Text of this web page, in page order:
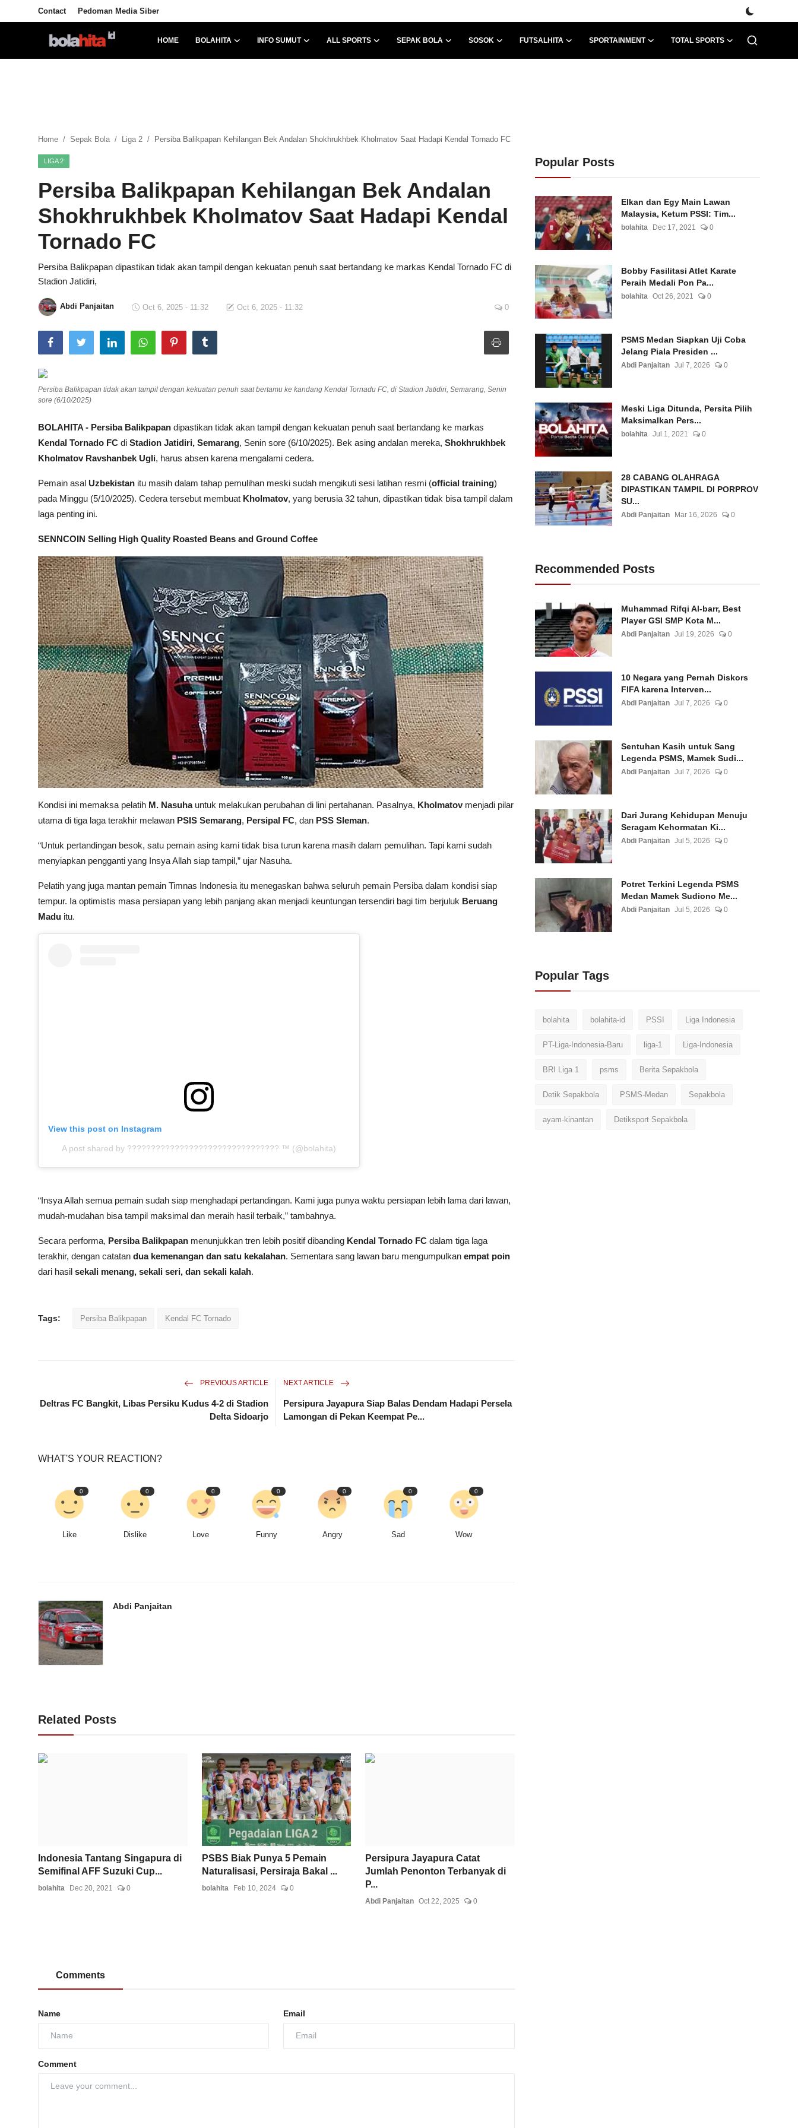
Contact Pedoman Media Siber
HOME BOLAHITA INFO SUMUT ALL SPORTS SEPAK BOLA SOSOK FUTSALHITA SPORTAINMENT TOTAL SPORTS
All Sports
Futsalhita
Total Sports
Contact
Pedoman Media Siber
Home Sepak Bola Liga 2 Persiba Balikpapan Kehilangan Bek Andalan Shokhrukhbek Kholmatov Saat Hadapi Kendal Tornado FC
LIGA 2
Persiba Balikpapan Kehilangan Bek Andalan
Shokhrukhbek Kholmatov Saat Hadapi Kendal
Tornado FC
Persiba Balikpapan dipastikan tidak akan tampil dengan kekuatan penuh saat bertandang ke markas Kendal Tornado FC di
Stadion Jatidiri,
Abdi Panjaitan Oct 6, 2025 - 11:32 Oct 6, 2025 - 11:32 0
Persiba Balikpapan tidak akan tampil dengan kekuatan penuh saat bertamu ke kandang Kendal Tornadu FC, di Stadion Jatidiri, Semarang, Senin
sore (6/10/2025)
BOLAHITA - Persiba Balikpapan dipastikan tidak akan tampil dengan kekuatan penuh saat bertandang ke markas
Kendal Tornado FC di Stadion Jatidiri, Semarang, Senin sore (6/10/2025). Bek asing andalan mereka, Shokhrukhbek
Kholmatov Ravshanbek Ugli, harus absen karena mengalami cedera.
Pemain asal Uzbekistan itu masih dalam tahap pemulihan meski sudah mengikuti sesi latihan resmi (official training)
pada Minggu (5/10/2025). Cedera tersebut membuat Kholmatov, yang berusia 32 tahun, dipastikan tidak bisa tampil dalam
laga penting ini.
SENNCOIN Selling High Quality Roasted Beans and Ground Coffee
Kondisi ini memaksa pelatih M. Nasuhauntuk melakukan perubahan di lini pertahanan. Pasalnya, Kholmatovmenjadi pilar
utama di tiga laga terakhir melawan PSIS Semarang, Persipal FC, dan PSS Sleman.
“Untuk pertandingan besok, satu pemain asing kami tidak bisa turun karena masih dalam pemulihan. Tapi kami sudah
menyiapkan pengganti yang Insya Allah siap tampil,” ujar Nasuha.
Pelatih yang juga mantan pemain Timnas Indonesia itu menegaskan bahwa seluruh pemain Persiba dalam kondisi siap
tempur. Ia optimistis masa persiapan yang lebih panjang akan menjadi keuntungan tersendiri bagi tim berjuluk Beruang
Madu itu.
View this post on Instagram
A post shared by ???????????????????????????????? ™ (@bolahita)
“Insya Allah semua pemain sudah siap menghadapi pertandingan. Kami juga punya waktu persiapan lebih lama dari lawan,
mudah-mudahan bisa tampil maksimal dan meraih hasil terbaik,” tambahnya.
Secara performa, Persiba Balikpapan menunjukkan tren lebih positif dibanding Kendal Tornado FC dalam tiga laga
terakhir, dengan catatan dua kemenangan dan satu kekalahan. Sementara sang lawan baru mengumpulkan empat poin
dari hasil sekali menang, sekali seri, dan sekali kalah.
Tags: Persiba Balikpapan Kendal FC Tornado
PREVIOUS ARTICLE
Deltras FC Bangkit, Libas Persiku Kudus 4-2 di Stadion
Delta Sidoarjo
NEXT ARTICLE
Persipura Jayapura Siap Balas Dendam Hadapi Persela
Lamongan di Pekan Keempat Pe...
WHAT'S YOUR REACTION?
0
Like
0
Dislike
0
Love
0
Funny
0
Angry
0
Sad
0
Wow
Abdi Panjaitan
Related Posts
Indonesia Tantang Singapura di
Semifinal AFF Suzuki Cup...
bolahita Dec 20, 2021 0
PSBS Biak Punya 5 Pemain
Naturalisasi, Persiraja Bakal ...
bolahita Feb 10, 2024 0
Persipura Jayapura Catat
Jumlah Penonton Terbanyak di
P...
Abdi Panjaitan Oct 22, 2025 0
Comments
Name Email
Comment
Popular Posts
Elkan dan Egy Main Lawan
Malaysia, Ketum PSSI: Tim...
bolahita Dec 17, 2021 0
Bobby Fasilitasi Atlet Karate
Peraih Medali Pon Pa...
bolahita Oct 26, 2021 0
PSMS Medan Siapkan Uji Coba
Jelang Piala Presiden ...
Abdi Panjaitan Jul 7, 2026 0
Meski Liga Ditunda, Persita Pilih
Maksimalkan Pers...
bolahita Jul 1, 2021 0
28 CABANG OLAHRAGA
DIPASTIKAN TAMPIL DI PORPROV
SU...
Abdi Panjaitan Mar 16, 2026 0
Recommended Posts
Muhammad Rifqi Al-barr, Best
Player GSI SMP Kota M...
Abdi Panjaitan Jul 19, 2026 0
10 Negara yang Pernah Diskors
FIFA karena Interven...
Abdi Panjaitan Jul 7, 2026 0
Sentuhan Kasih untuk Sang
Legenda PSMS, Mamek Sudi...
Abdi Panjaitan Jul 7, 2026 0
Dari Jurang Kehidupan Menuju
Seragam Kehormatan Ki...
Abdi Panjaitan Jul 5, 2026 0
Potret Terkini Legenda PSMS
Medan Mamek Sudiono Me...
Abdi Panjaitan Jul 5, 2026 0
Popular Tags
bolahita bolahita-id PSSI Liga Indonesia
PT-Liga-Indonesia-Baru liga-1 Liga-Indonesia
BRI Liga 1 psms Berita Sepakbola
Detik Sepakbola PSMS-Medan Sepakbola
ayam-kinantan Detiksport Sepakbola